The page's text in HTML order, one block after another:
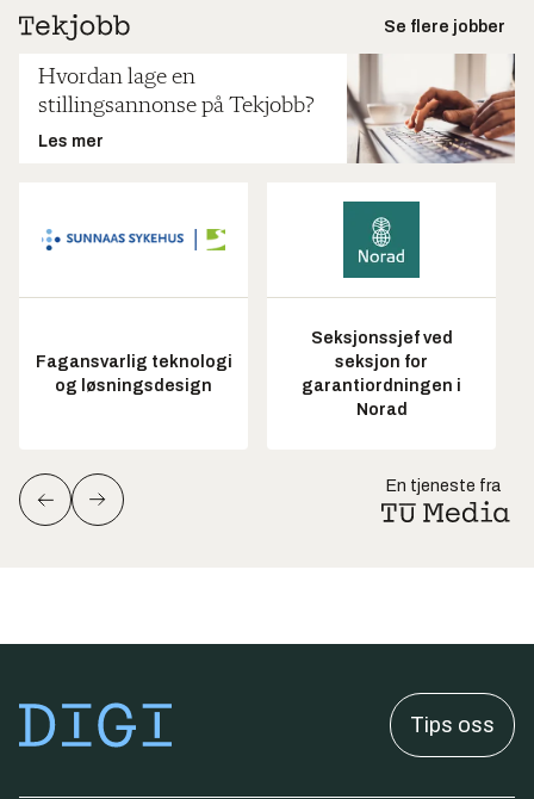
Se flere jobber
Hvordan lage en
stillingsannonse på Tekjobb?
Les mer
Fagansvarlig teknologi
og løsningsdesign
Seksjonssjef ved
seksjon for
garantiordningen i
Norad
En tjeneste fra
Tips oss